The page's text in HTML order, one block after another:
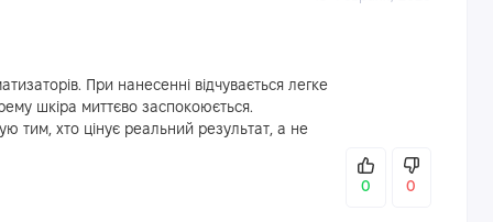
При нанесенні відчувається легке
шкіра миттєво заспокоюється.
тим, хто цінує реальний результат, а не
0
0